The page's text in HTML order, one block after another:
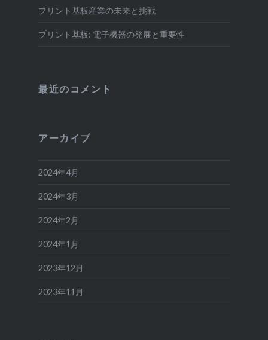
プリント基板産業の未来と挑戦
プリント基板: 電子機器の発展と重要性
最近のコメント
アーカイブ
2024年4月
2024年3月
2024年2月
2024年1月
2023年12月
2023年11月